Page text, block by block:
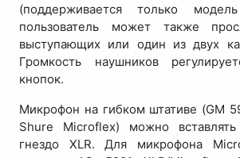
(поддерживается только
пользователь может также
выступающих или один из двух
Громкость наушников
кнопок.
Микрофон на гибком штативе (GM
Shure Microflex) можно
гнездо XLR. Для микрофона